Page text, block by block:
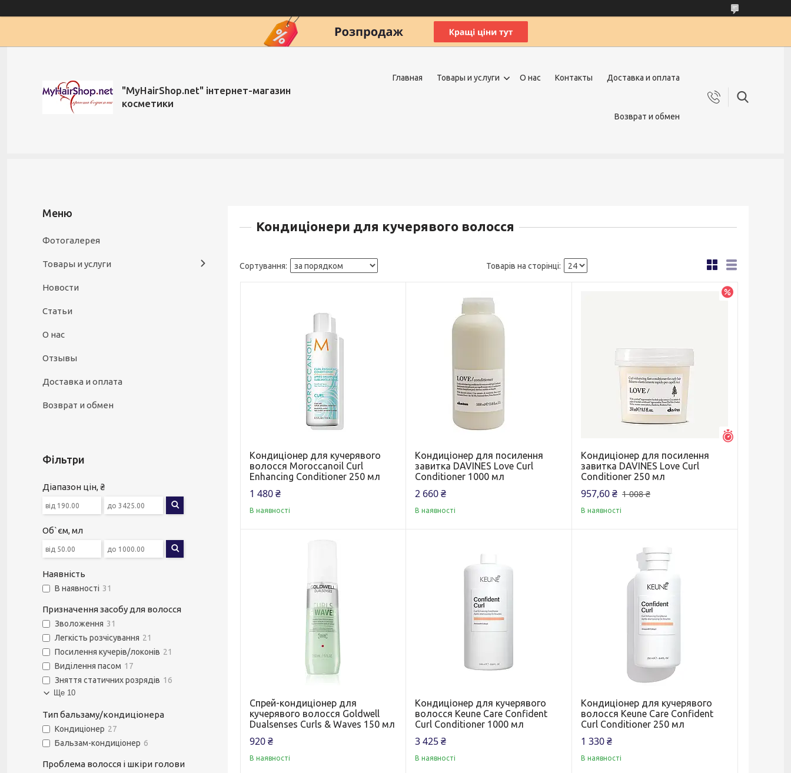
"MyHairShop.net" інтернет-магазин
косметики
Главная Товары и услуги О нас Контакты Доставка и оплата
Возврат и обмен
Кондиціонери для кучерявого волосся
Кондиціонер для кучерявого
волосся Moroccanoil Curl
Enhancing Conditioner 250 мл
1 480 ₴
В наявності
Кондиціонер для посилення
завитка DAVINES Love Curl
Conditioner 1000 мл
2 660 ₴
В наявності
Кондиціонер для посилення
завитка DAVINES Love Curl
Conditioner 250 мл
957,60 ₴ 1 008 ₴
В наявності
Спрей-кондиціонер для
кучерявого волосся Goldwell
Dualsenses Curls & Waves 150 мл
920 ₴
В наявності
Кондиціонер для кучерявого
волосся Keune Care Confident
Curl Conditioner 1000 мл
3 425 ₴
В наявності
Кондиціонер для кучерявого
волосся Keune Care Confident
Curl Conditioner 250 мл
1 330 ₴
В наявності
Фотогалерея
Товары и услуги
Новости
Статьи
О нас
Отзывы
Доставка и оплата
Возврат и обмен
Фільтри
Діапазон цін, ₴
Об`єм, мл
Наявність
В наявності 31
Призначення засобу для волосся
Зволоження 31
Легкість розчісування 21
Посилення кучерів/локонів 21
Виділення пасом 17
Зняття статичних розрядів 16
Ще 10
Тип бальзаму/кондиціонера
Кондиціонер 27
Бальзам-кондиціонер 6
Проблема волосся і шкіри голови